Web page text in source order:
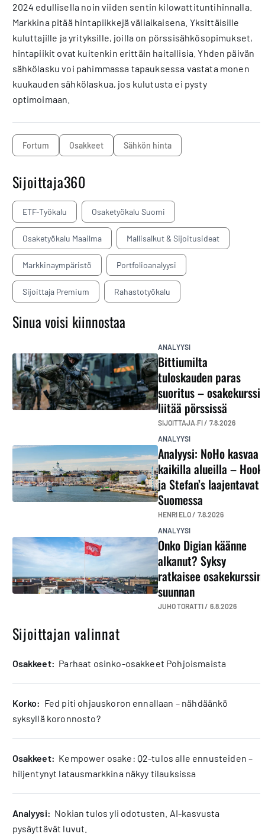
2024 edullisella noin viiden sentin kilowattituntihinnalla.
Markkina pitää hintapiikkejä väliaikaisena. Yksittäisille
kuluttajille ja yrityksille, joilla on pörssisähkösopimukset,
hintapiikit ovat kuitenkin erittäin haitallisia. Yhden päivän
sähkölasku voi pahimmassa tapauksessa vastata monen
kuukauden sähkölaskua, jos kulutusta ei pysty
optimoimaan.
Fortum osakkeet sähkön hinta
Sijoittaja360
ETF-Työkalu Osaketyökalu Suomi
Osaketyökalu Maailma Mallisalkut & Sijoitusideat
Markkinaympäristö Portfolioanalyysi
Sijoittaja Premium Rahastotyökalu
Sinua voisi kiinnostaa
ANALYYSI
Bittiumilta
tuloskauden paras
suoritus – osakekurssi
liitää pörssissä
SIJOITTAJA.FI / 7.8.2026
ANALYYSI
Analyysi: NoHo kasvaa
kaikilla alueilla – Hook
ja Stefan’s laajentavat
Suomessa
HENRI ELO / 7.8.2026
ANALYYSI
Onko Digian käänne
alkanut? Syksy
ratkaisee osakekurssin
suunnan
JUHO TORATTI / 6.8.2026
Sijoittajan valinnat
osakkeet: Parhaat osinko-osakkeet Pohjoismaista
korko: Fed piti ohjauskoron ennallaan – nähdäänkö
syksyllä koronnosto?
osakkeet: Kempower osake: Q2-tulos alle ennusteiden –
hiljentynyt latausmarkkina näkyy tilauksissa
analyysi: Nokian tulos yli odotusten. AI-kasvusta
pysäyttävät luvut.